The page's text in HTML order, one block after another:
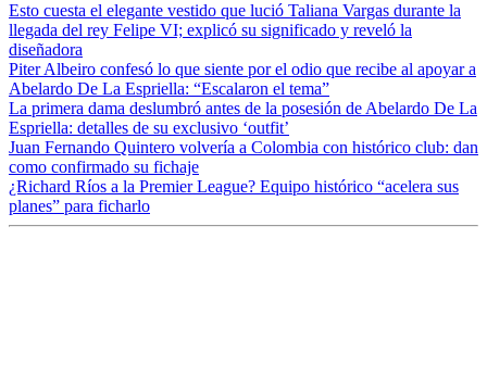
Esto cuesta el elegante vestido que lució Taliana Vargas durante la
llegada del rey Felipe VI; explicó su significado y reveló la
diseñadora
Piter Albeiro confesó lo que siente por el odio que recibe al apoyar a
Abelardo De La Espriella: “Escalaron el tema”
La primera dama deslumbró antes de la posesión de Abelardo De La
Espriella: detalles de su exclusivo ‘outfit’
Juan Fernando Quintero volvería a Colombia con histórico club: dan
como confirmado su fichaje
¿Richard Ríos a la Premier League? Equipo histórico “acelera sus
planes” para ficharlo